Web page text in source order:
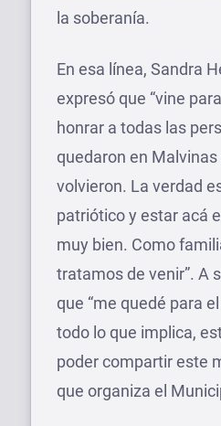
la soberanía.
En esa línea, Sandra
expresó que “vine
honrar a todas las
quedaron en Malvinas
volvieron. La verdad
patriótico y estar acá
muy bien. Como
tratamos de venir”. A
que “me quedé para
todo lo que implica,
poder compartir este
que organiza el